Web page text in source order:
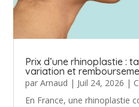
Prix d’une rhinoplastie :
variation et
parArnaud | Juil 24, 2026 |
En France, une rhinoplastie